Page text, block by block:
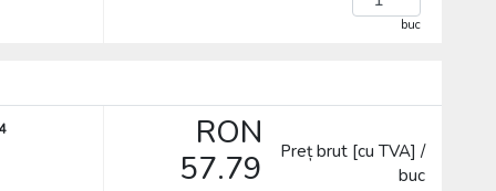
buc
RON
57.79
Preț brut [cu TVA] /
buc